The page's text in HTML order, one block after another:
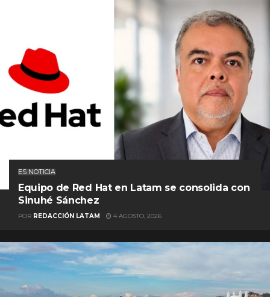
ES NOTICIA
Equipo de Red Hat en Latam se consolida con
Sinuhé Sánchez
POR REDACCIÓN LATAM 4 AGOSTO, 2026